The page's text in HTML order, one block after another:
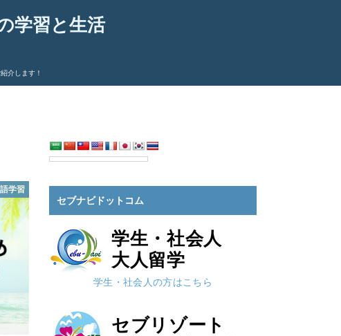
学習と生活
介します！
学習
セブナビドットコム
学生・社会人
大人留学
学生・社会人の方はこちら
セブリゾート